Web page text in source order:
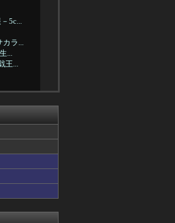
5c...
カラ...
...
王...
...
しょ...